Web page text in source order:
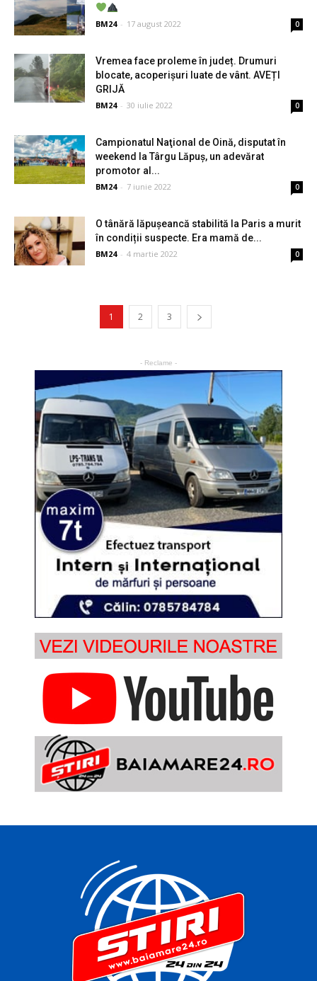
BM24 - 17 august 2022 0
Vremea face proleme în județ. Drumuri
blocate, acoperișuri luate de vânt. AVEȚI
GRIJĂ
BM24 - 30 iulie 2022 0
Campionatul Naţional de Oină, disputat în
weekend la Târgu Lăpuş, un adevărat
promotor al...
BM24 - 7 iunie 2022 0
O tânără lăpușeancă stabilită la Paris a murit
în condiții suspecte. Era mamă de...
BM24 - 4 martie 2022 0
1 2 3
- Reclame -